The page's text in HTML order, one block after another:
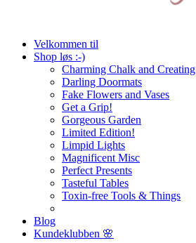
Velkommen til
Shop løs :-)
Charming Chalk and Creating
Darling Doormats
Fake Flowers and Vases
Get a Grip!
Gorgeous Garden
Limited Edition!
Limpid Lights
Magnificent Misc
Perfect Presents
Tasteful Tables
Toxin-free Tools & Things
Blog
Kundeklubben 🌸